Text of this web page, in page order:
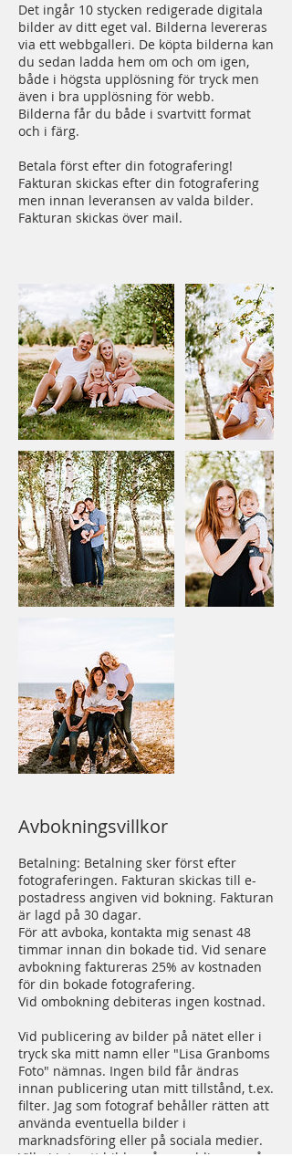
Det ingår 10 stycken redigerade digitala
bilder av ditt eget val. Bilderna levereras
via ett webbgalleri. De köpta bilderna kan
du sedan ladda hem om och om igen,
både i högsta upplösning för tryck men
även i bra upplösning för webb.
Bilderna får du både i svartvitt format
och i färg.
Betala först efter din fotografering!
Fakturan skickas efter din fotografering
men innan leveransen av valda bilder.
Fakturan skickas över mail.
Avbokningsvillkor
Betalning: Betalning sker först efter
fotograferingen. Fakturan skickas till e-
postadress angiven vid bokning. Fakturan
är lagd på 30 dagar.
För att avboka, kontakta mig senast 48
timmar innan din bokade tid. Vid senare
avbokning faktureras 25% av kostnaden
för din bokade fotografering.
Vid ombokning debiteras ingen kostnad.
Vid publicering av bilder på nätet eller i
tryck ska mitt namn eller "Lisa Granboms
Foto" nämnas. Ingen bild får ändras
innan publicering utan mitt tillstånd, t.ex.
filter. Jag som fotograf behåller rätten att
använda eventuella bilder i
marknadsföring eller på sociala medier.
Vill ni inte att bilder på er publiceras på